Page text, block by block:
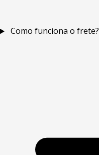
Como funciona o frete?